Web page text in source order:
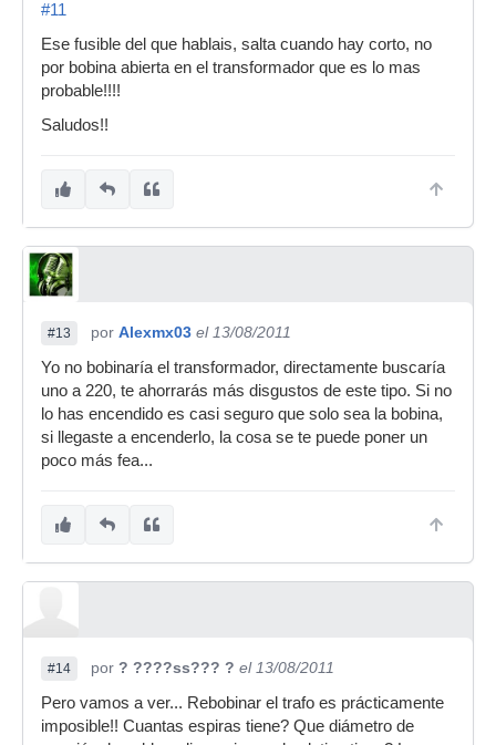
#11
Ese fusible del que hablais, salta cuando hay corto, no
por bobina abierta en el transformador que es lo mas
probable!!!!
Saludos!!
#13 por Alexmx03 el 13/08/2011
Yo no bobinaría el transformador, directamente buscaría
uno a 220, te ahorrarás más disgustos de este tipo. Si no
lo has encendido es casi seguro que solo sea la bobina,
si llegaste a encenderlo, la cosa se te puede poner un
poco más fea...
#14 por ? ????ss??? ? el 13/08/2011
Pero vamos a ver... Rebobinar el trafo es prácticamente
imposible!! Cuantas espiras tiene? Que diámetro de